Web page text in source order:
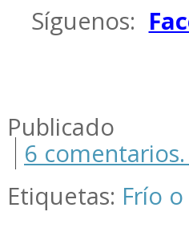
Síguenos:
6
Etiquetas: Frío